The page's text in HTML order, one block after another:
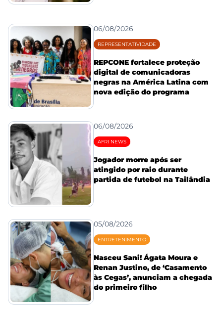
06/08/2026
REPRESENTATIVIDADE
REPCONE fortalece proteção
digital de comunicadoras
negras na América Latina com
nova edição do programa
06/08/2026
AFRI NEWS
Jogador morre após ser
atingido por raio durante
partida de futebol na Tailândia
05/08/2026
ENTRETENIMENTO
Nasceu Sani! Ágata Moura e
Renan Justino, de ‘Casamento
às Cegas’, anunciam a chegada
do primeiro filho